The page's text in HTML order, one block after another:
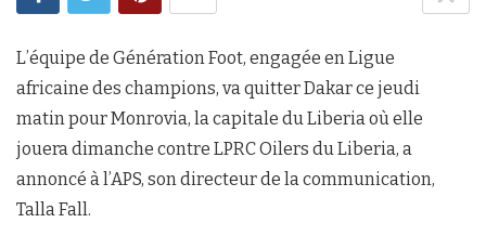
L’équipe de Génération Foot, engagée en Ligue
africaine des champions, va quitter Dakar ce jeudi
matin pour Monrovia, la capitale du Liberia où elle
jouera dimanche contre LPRC Oilers du Liberia, a
annoncé à l’APS, son directeur de la communication,
Talla Fall.